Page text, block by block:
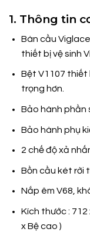
1. Thông tin
Bàn cầu
thiết bị vệ sinh
Bệt V1107 thiết
trọng hơn.
Bảo hành phần
Bảo hành phụ
2 chế độ xả
Bồn cầu két rời
Nắp êm V68,
Kích thước : 712
x Bệ cao )